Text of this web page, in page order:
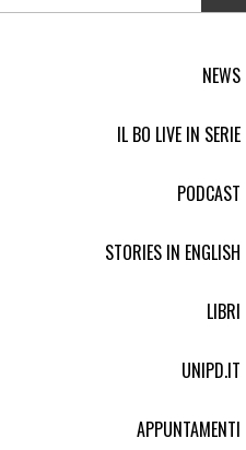
NEWS
IL BO LIVE IN SERIE
PODCAST
STORIES IN ENGLISH
LIBRI
UNIPD.IT
APPUNTAMENTI